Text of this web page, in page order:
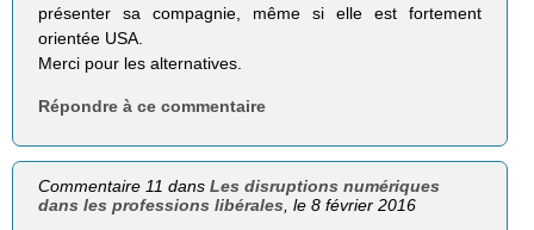
présenter sa compagnie, même si elle est fortement
orientée USA.
Merci pour les alternatives.
Répondre à ce commentaire
Commentaire 11 dansLes disruptions numériques
dans les professions libérales , le 8 février 2016